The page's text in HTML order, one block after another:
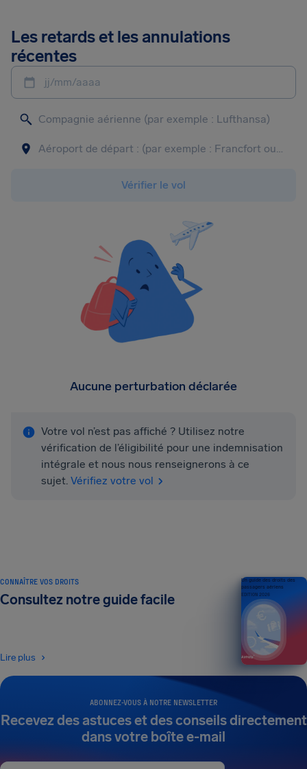
Les retards et les annulations
récentes
jj/mm/aaaa
Vérifier le vol
Aucune perturbation déclarée
Votre vol n’est pas affiché ? Utilisez notre
vérification de l’éligibilité pour une indemnisation
intégrale et nous nous renseignerons à ce
sujet. Vérifiez votre vol
ABONNEZ-VOUS À NOTRE NEWSLETTER
Recevez des astuces et des conseils directement
dans votre boîte e-mail
CONNAÎTRE VOS DROITS
Consultez notre guide facile
Lire plus
Un guide des droits des
passagers aériens
ÉDITION 2026